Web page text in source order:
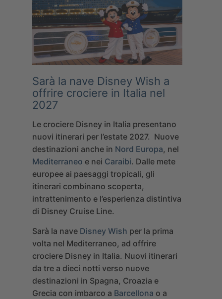
Sarà la nave Disney Wish a
offrire crociere in Italia nel
2027
Le crociere Disney in Italia presentano
nuovi itinerari per l’estate 2027. Nuove
destinazioni anche in Nord Europa, nel
Mediterraneo e nei Caraibi. Dalle mete
europee ai paesaggi tropicali, gli
itinerari combinano scoperta,
intrattenimento e l’esperienza distintiva
di Disney Cruise Line.
Sarà la nave Disney Wish per la prima
volta nel Mediterraneo, ad offrire
crociere Disney in Italia. Nuovi itinerari
da tre a dieci notti verso nuove
destinazioni in Spagna, Croazia e
Grecia con imbarco a Barcellona o a